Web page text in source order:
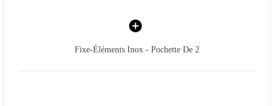
Fixe-Éléments Inox - Pochette De 2